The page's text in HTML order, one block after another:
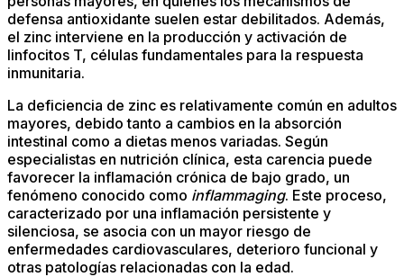
defensa antioxidante suelen estar debilitados. Además,
el zinc interviene en la producción y activación de
linfocitos T, células fundamentales para la respuesta
inmunitaria.
La deficiencia de zinc es relativamente común en adultos
mayores, debido tanto a cambios en la absorción
intestinal como a dietas menos variadas. Según
especialistas en nutrición clínica, esta carencia puede
favorecer la inflamación crónica de bajo grado, un
fenómeno conocido como inflammaging. Este proceso,
caracterizado por una inflamación persistente y
silenciosa, se asocia con un mayor riesgo de
enfermedades cardiovasculares, deterioro funcional y
otras patologías relacionadas con la edad.